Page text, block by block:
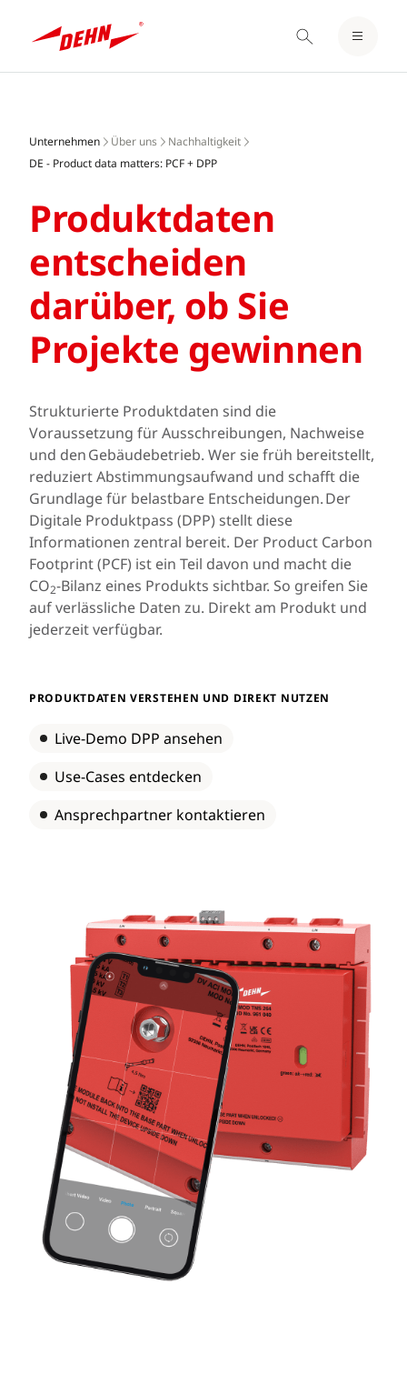
content
EINLOGGEN / REGISTRIEREN
Unternehmen Über uns
Nachhaltigkeit
DE - Product data matters: PCF + DPP
Produktdaten
entscheiden
darüber, ob Sie
Projekte gewinnen
Strukturierte Produktdaten sind die
Voraussetzung für Ausschreibungen, Nachweise
und den Gebäudebetrieb. Wer sie früh bereitstellt,
reduziert Abstimmungsaufwand und schafft die
Grundlage für belastbare Entscheidungen. Der
Digitale Produktpass (DPP) stellt diese
Informationen zentral bereit. Der Product Carbon
Footprint (PCF) ist ein Teil davon und macht die
CO2-Bilanz eines Produkts sichtbar. So greifen Sie
auf verlässliche Daten zu. Direkt am Produkt und
jederzeit verfügbar.
PRODUKTDATEN VERSTEHEN UND DIREKT NUTZEN
Live-Demo DPP ansehen
Use-Cases entdecken
Ansprechpartner kontaktieren